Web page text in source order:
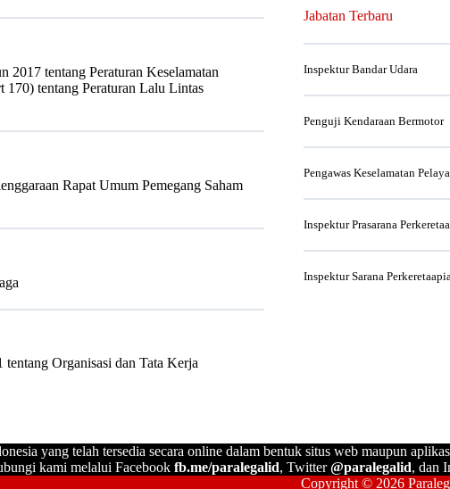
2017 tentang Peraturan Keselamatan
tentang Peraturan Lalu Lintas
Rapat Umum Pemegang Saham
Organisasi dan Tata Kerja
Jabatan Terbaru
Inspektur Bandar Udara
Penguji Kendaraan Bermotor
Pengawas Keselamatan
Inspektur Prasarana
Inspektur Sarana
yang telah tersedia secara online dalam bentuk situs web maupun
kami melalui Facebook fb.me/paralegalid, Twitter@paralegalid, dan
Copyright © 2026